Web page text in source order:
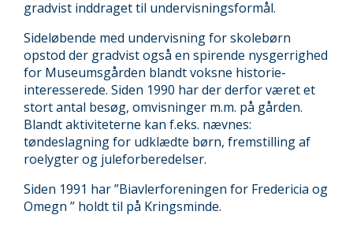
gradvist inddraget til undervisningsformål.
Sideløbende med undervisning for skolebørn
opstod der gradvist også en spirende nysgerrighed
for Museumsgården blandt voksne historie-
interesserede. Siden 1990 har der derfor været et
stort antal besøg, omvisninger m.m. på gården.
Blandt aktiviteterne kan f.eks. nævnes:
tøndeslagning for udklædte børn, fremstilling af
roelygter og juleforberedelser.
Siden 1991 har ”Biavlerforeningen for Fredericia og
Omegn ” holdt til på Kringsminde.